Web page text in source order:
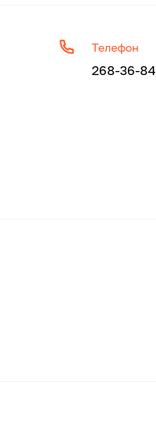
Телефон
268-36-84